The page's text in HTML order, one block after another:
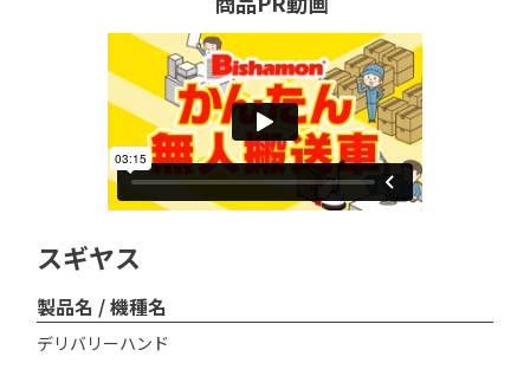
スギヤス
製品名 / 機種名
デリバリーハンド